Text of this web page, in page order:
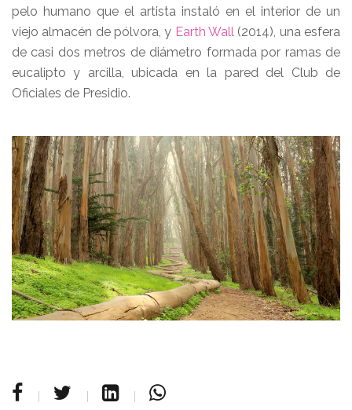
pelo humano que el artista instaló en el interior de un
viejo almacén de pólvora, y Earth Wall (2014), una esfera
de casi dos metros de diámetro formada por ramas de
eucalipto y arcilla, ubicada en la pared del Club de
Oficiales de Presidio.